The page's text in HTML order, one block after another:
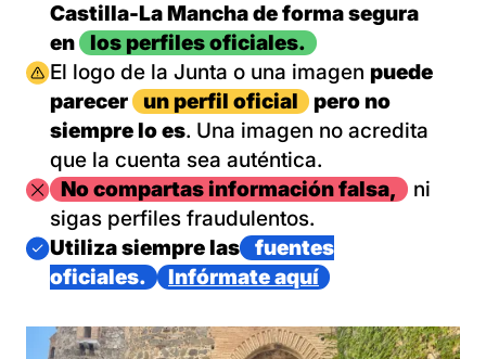
Castilla-La Mancha de forma segura
en
los perfiles oficiales.
Imagen
El logo de la Junta o una imagen puede
parecer
un perfil oficial
pero no
siempre lo es. Una imagen no acredita
que la cuenta sea auténtica.
ImagenNo compartas información falsa,
ni
sigas perfiles fraudulentos.
Imagen
Utiliza siempre las
fuentes
oficiales.
Infórmate aquí